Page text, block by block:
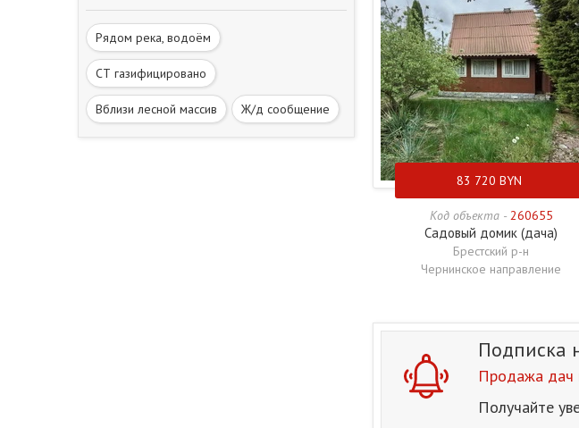
Рядом река, водоём
СТ газифицировано
Вблизи лесной массив Ж/д сообщение
83 720 BYN
Код объекта - 260655
Садовый домик (дача)
Брестский р-н
Чернинское направление
Подписка
Продажа дач
Получайте